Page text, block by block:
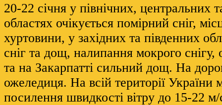
20-22 січня у північних, центральних
областях очікується помірний сніг,
хуртовини, у західних та південних
сніг та дощ, налипання мокрого
та на Закарпатті сильний дощ. На
ожеледиця. На всій території України
посилення швидкості вітру до 15-22 м/